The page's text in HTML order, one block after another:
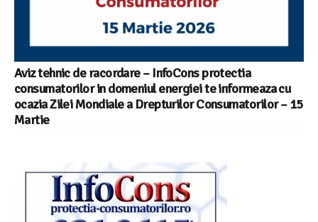
Aviz tehnic de racordare – InfoCons protectia
consumatorilor in domeniul energiei te informeaza cu
ocazia Zilei Mondiale a Drepturilor Consumatorilor – 15
Martie